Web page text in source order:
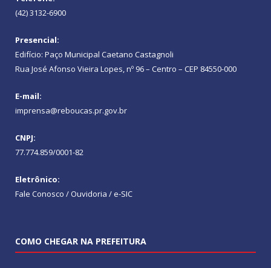
(42) 3132-6900
Presencial:
Edifício: Paço Municipal Caetano Castagnoli
Rua José Afonso Vieira Lopes, nº 96 – Centro – CEP 84550-000
E-mail:
imprensa@reboucas.pr.gov.br
CNPJ:
77.774.859/0001-82
Eletrônico:
Fale Conosco / Ouvidoria / e-SIC
COMO CHEGAR NA PREFEITURA